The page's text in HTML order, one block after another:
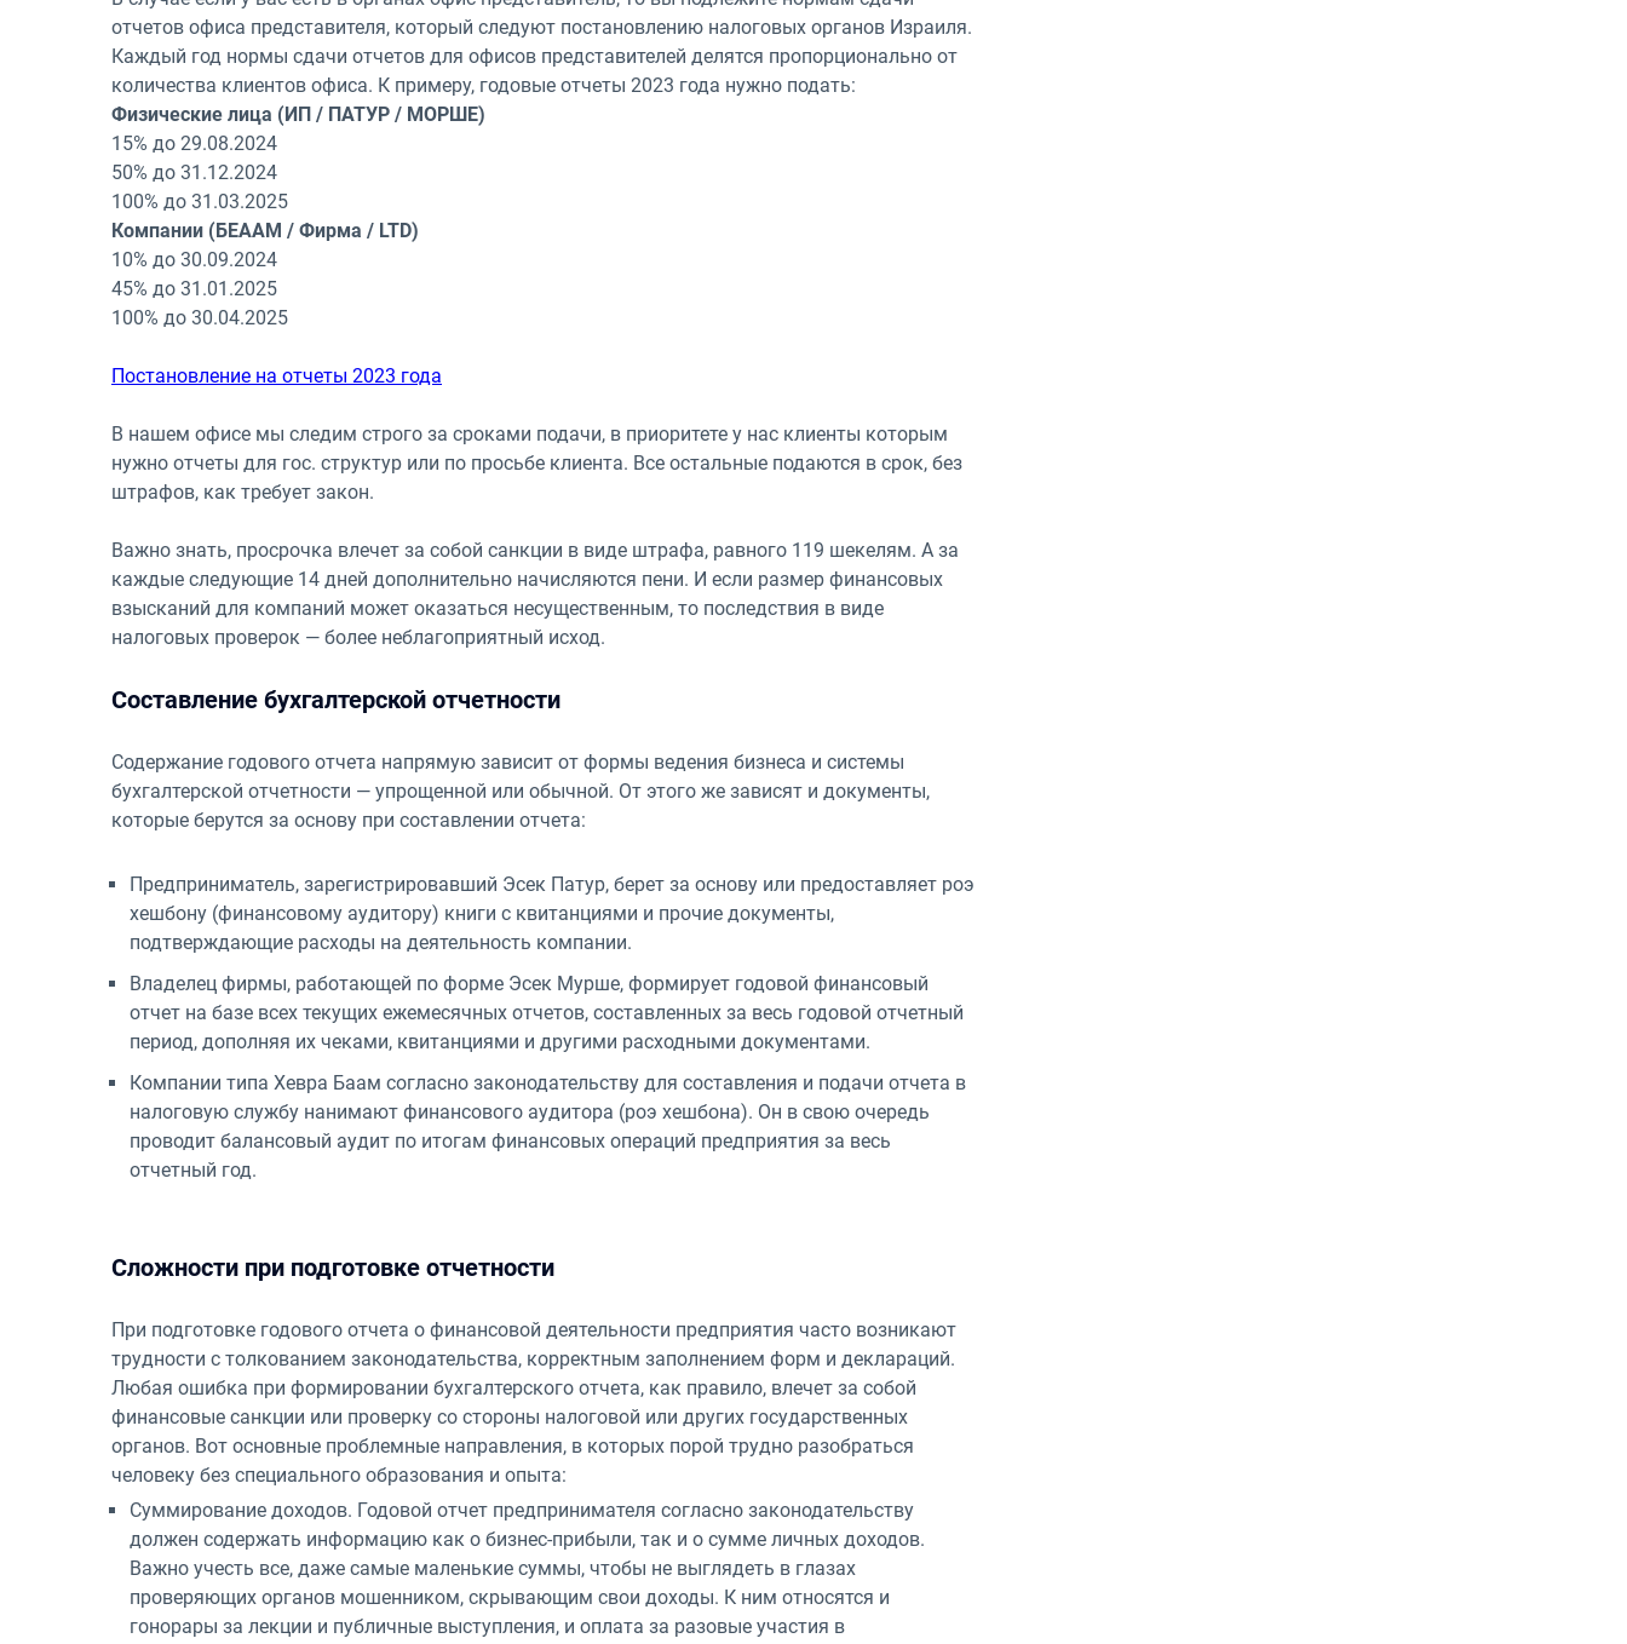
отчетов офиса представителя, который следуют постановлению налоговых органов Израиля.
Каждый год нормы сдачи отчетов для офисов представителей делятся пропорционально от
количества клиентов офиса. К примеру, годовые отчеты 2023 года нужно подать:
Физические лица (ИП / ПАТУР / МОРШЕ)
15% до 29.08.2024
50% до 31.12.2024
100% до 31.03.2025
Компании (БЕААМ / Фирма / LTD)
10% до 30.09.2024
45% до 31.01.2025
100% до 30.04.2025
Постановление на отчеты 2023 года
В нашем офисе мы следим строго за сроками подачи, в приоритете у нас клиенты которым
нужно отчеты для гос. структур или по просьбе клиента. Все остальные подаются в срок, без
штрафов, как требует закон.
Важно знать, просрочка влечет за собой санкции в виде штрафа, равного 119 шекелям. А за
каждые следующие 14 дней дополнительно начисляются пени. И если размер финансовых
взысканий для компаний может оказаться несущественным, то последствия в виде
налоговых проверок — более неблагоприятный исход.
Составление бухгалтерской отчетности
Содержание годового отчета напрямую зависит от формы ведения бизнеса и системы
бухгалтерской отчетности — упрощенной или обычной. От этого же зависят и документы,
которые берутся за основу при составлении отчета:
Предприниматель, зарегистрировавший Эсек Патур, берет за основу или предоставляет роэ
хешбону (финансовому аудитору) книги с квитанциями и прочие документы,
подтверждающие расходы на деятельность компании.
Владелец фирмы, работающей по форме Эсек Мурше, формирует годовой финансовый
отчет на базе всех текущих ежемесячных отчетов, составленных за весь годовой отчетный
период, дополняя их чеками, квитанциями и другими расходными документами.
Компании типа Хевра Баам согласно законодательству для составления и подачи отчета в
налоговую службу нанимают финансового аудитора (роэ хешбона). Он в свою очередь
проводит балансовый аудит по итогам финансовых операций предприятия за весь
отчетный год.
Сложности при подготовке отчетности
При подготовке годового отчета о финансовой деятельности предприятия часто возникают
трудности с толкованием законодательства, корректным заполнением форм и деклараций.
Любая ошибка при формировании бухгалтерского отчета, как правило, влечет за собой
финансовые санкции или проверку со стороны налоговой или других государственных
органов. Вот основные проблемные направления, в которых порой трудно разобраться
человеку без специального образования и опыта:
Суммирование доходов. Годовой отчет предпринимателя согласно законодательству
должен содержать информацию как о бизнес-прибыли, так и о сумме личных доходов.
Важно учесть все, даже самые маленькие суммы, чтобы не выглядеть в глазах
проверяющих органов мошенником, скрывающим свои доходы. К ним относятся и
гонорары за лекции и публичные выступления, и оплата за разовые участия в